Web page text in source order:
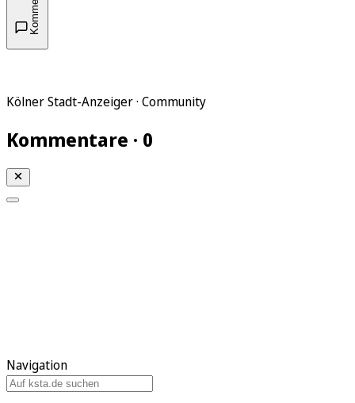
Kölner Stadt-Anzeiger · Community
Kommentare · 0
Navigation